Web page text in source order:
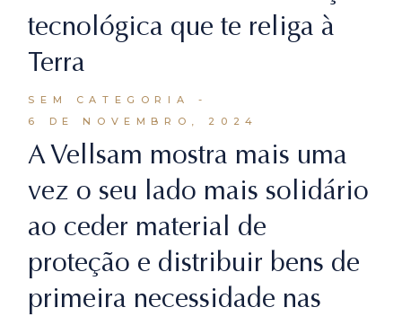
tecnológica que te religa à
Terra
SEM CATEGORIA
6 DE NOVEMBRO, 2024
A Vellsam mostra mais uma
vez o seu lado mais solidário
ao ceder material de
proteção e distribuir bens de
primeira necessidade nas